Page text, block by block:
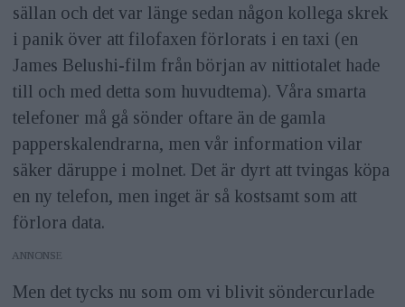
sällan och det var länge sedan någon kollega skrek
i panik över att filofaxen förlorats i en taxi (en
James Belushi-film från början av nittiotalet hade
till och med detta som huvudtema). Våra smarta
telefoner må gå sönder oftare än de gamla
papperskalendrarna, men vår information vilar
säker däruppe i molnet. Det är dyrt att tvingas köpa
en ny telefon, men inget är så kostsamt som att
förlora data.
ANNONS
Men det tycks nu som om vi blivit söndercurlade